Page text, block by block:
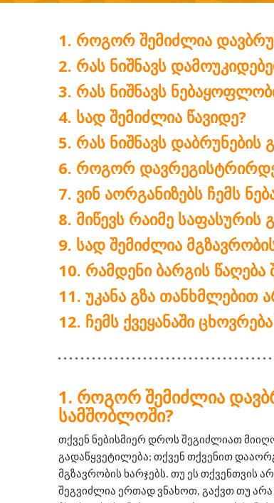
ᲠᲝᲒᲝᲠ ᲨᲔᲛᲘᲫᲚᲘᲐ
ᲠᲐᲡ ᲜᲘᲨᲜᲐᲕᲡ
ᲠᲐᲡ ᲜᲘᲨᲜᲐᲕᲡ
ᲡᲐᲓ ᲨᲔᲛᲘᲫᲚᲘᲐ ᲬᲐᲕᲘᲓᲔ?
ᲠᲐᲡ ᲜᲘᲨᲜᲐᲕᲡ ᲓᲐᲑᲠᲣᲜᲔᲑᲘᲡ
ᲠᲝᲒᲝᲠ
ᲕᲘᲜ ᲐᲝᲠᲒᲐᲜᲘᲖᲔᲑᲡ ᲩᲔᲛᲡ
ᲛᲘᲬᲔᲕᲡ ᲠᲐᲘᲛᲔ ᲡᲐᲤᲐᲡᲣᲠᲘᲡ
ᲡᲐᲓ ᲨᲔᲛᲘᲫᲚᲘᲐ
ᲠᲐᲛᲓᲔᲜᲘ ᲑᲐᲠᲒᲘᲡ ᲬᲐᲦᲔᲑᲐ
ᲣᲙᲐᲜᲐ ᲒᲖᲐ ᲗᲐᲜᲮᲛᲚᲔᲑᲘᲗ
ᲩᲔᲛᲡ ᲥᲕᲔᲧᲐᲜᲐᲨᲘ
ᲠᲝᲒᲝᲠ ᲨᲔᲛᲘᲫᲚᲘᲐ
ᲡᲐᲛᲨᲝᲑᲚᲝᲨᲘ?
თქვენ ნებისმიერ დროს შეგიძლიათ
გადაწყვეტილება; თქვენ თქვენით
მგზავრობის ხარჯებს. თუ ეს თქვენთვის
შეგვიძლია ერთად ვნახოთ, გაქვთ თუ